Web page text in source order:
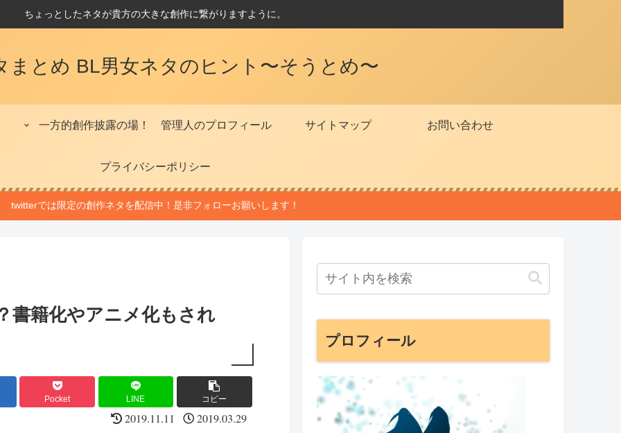
ちょっとしたネタが貴方の大きな創作に繋がりますように。
まとめ BL男女ネタのヒント〜そうとめ〜
一方的創作披露の場！ 管理人のプロフィール サイトマップ お問い合わせ
プライバシーポリシー
twitterでは限定の創作ネタを配信中！是非フォローお願いします！
書籍化やアニメ化もされ
Pocket LINE コピー
2019.11.11 2019.03.29
プロフィール